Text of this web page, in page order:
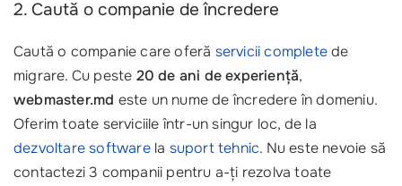
2. Caută o companie de încredere
Caută o companie care oferă servicii completede
migrare. Cu peste 20 de ani de experiență,
webmaster.md este un nume de încredere în domeniu.
Oferim toate serviciile într-un singur loc, de la
dezvoltare softwarela suport tehnic. Nu este nevoie să
contactezi 3 companii pentru a-ți rezolva toate